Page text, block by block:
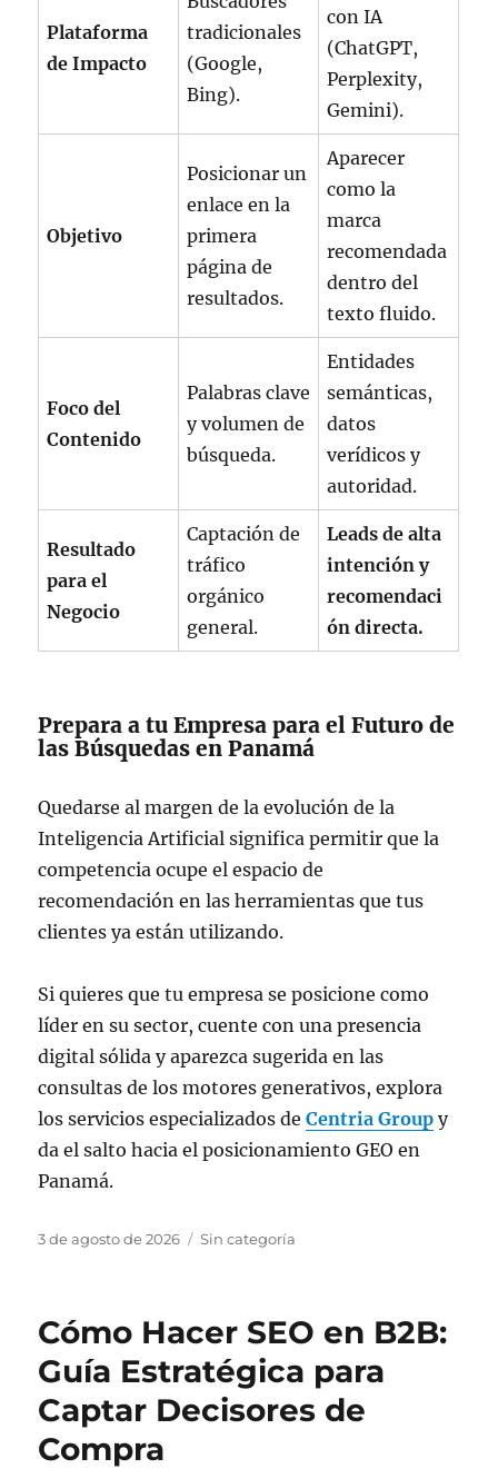
Plataforma
de Impacto
tradicionales
(Google,
Bing).
con IA
(ChatGPT,
Perplexity,
Gemini).
Objetivo
Posicionar un
enlace en la
primera
página de
resultados.
Aparecer
como la
marca
recomendada
dentro del
texto fluido.
Foco del
Contenido
Palabras clave
y volumen de
búsqueda.
Entidades
semánticas,
datos
verídicos y
autoridad.
Resultado
para el
Negocio
Captación de
tráfico
orgánico
general.
Leads de alta
intención y
recomendaci
ón directa.
Prepara a tu Empresa para el Futuro de
las Búsquedas en Panamá
Quedarse al margen de la evolución de la
Inteligencia Artificial significa permitir que la
competencia ocupe el espacio de
recomendación en las herramientas que tus
clientes ya están utilizando.
Si quieres que tu empresa se posicione como
líder en su sector, cuente con una presencia
digital sólida y aparezca sugerida en las
consultas de los motores generativos, explora
los servicios especializados deCentria Group y
da el salto hacia el posicionamiento GEO en
Panamá.
Publicado
3 de agosto de 2026 Categorías
Sin categoría
Cómo Hacer SEO en B2B:
Guía Estratégica para
Captar Decisores de
Compra